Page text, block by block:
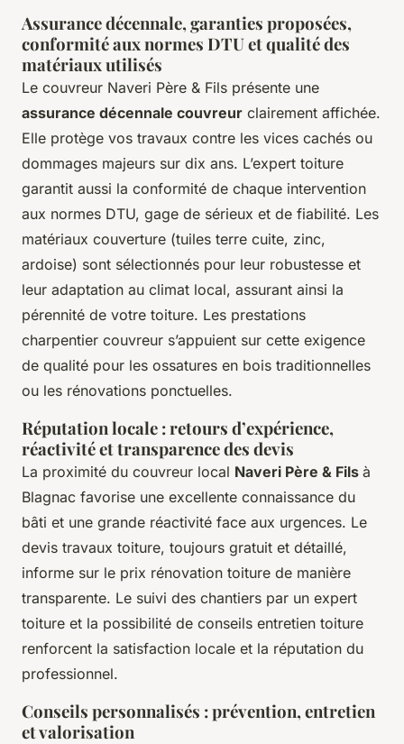
Assurance décennale, garanties proposées,
conformité aux normes DTU et qualité des
matériaux utilisés
Le couvreur Naveri Père & Fils présente une
assurance décennale couvreur clairement affichée.
Elle protège vos travaux contre les vices cachés ou
dommages majeurs sur dix ans. L’expert toiture
garantit aussi la conformité de chaque intervention
aux normes DTU, gage de sérieux et de fiabilité. Les
matériaux couverture (tuiles terre cuite, zinc,
ardoise) sont sélectionnés pour leur robustesse et
leur adaptation au climat local, assurant ainsi la
pérennité de votre toiture. Les prestations
charpentier couvreur s’appuient sur cette exigence
de qualité pour les ossatures en bois traditionnelles
ou les rénovations ponctuelles.
Réputation locale : retours d’expérience,
réactivité et transparence des devis
La proximité du couvreur local Naveri Père & Fils à
Blagnac favorise une excellente connaissance du
bâti et une grande réactivité face aux urgences. Le
devis travaux toiture, toujours gratuit et détaillé,
informe sur le prix rénovation toiture de manière
transparente. Le suivi des chantiers par un expert
toiture et la possibilité de conseils entretien toiture
renforcent la satisfaction locale et la réputation du
professionnel.
Conseils personnalisés : prévention, entretien
et valorisation